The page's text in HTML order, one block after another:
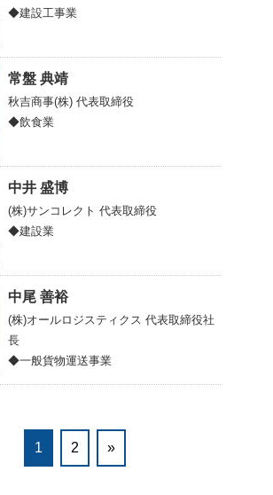
◆建設工事業
常盤 典靖
秋吉商事(株) 代表取締役
◆飲食業
中井 盛博
(株)サンコレクト 代表取締役
◆建設業
中尾 善裕
(株)オールロジスティクス 代表取締役社
長
◆一般貨物運送事業
1 2 »